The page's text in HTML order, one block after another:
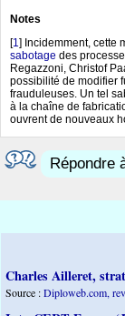
Notes
[1] Incidemment, cette
sabotage des
Regazzoni, Christof
possibilité de modifier
frauduleuses. Un tel
à la chaîne de
ouvrent de nouveaux
Répondre
Charles Ailleret,
Source :Diploweb.com,